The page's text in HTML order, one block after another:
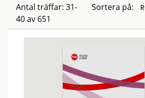
Antal träffar: 31-
40 av 651
Sortera på: